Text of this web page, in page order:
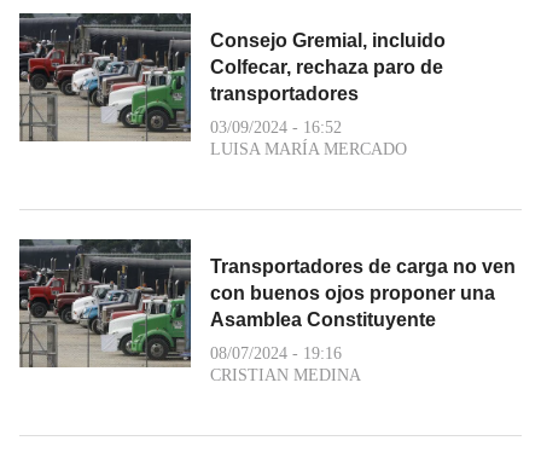
Consejo Gremial, incluido
Colfecar, rechaza paro de
transportadores
03/09/2024 - 16:52
LUISA MARÍA MERCADO
Transportadores de carga no ven
con buenos ojos proponer una
Asamblea Constituyente
08/07/2024 - 19:16
CRISTIAN MEDINA